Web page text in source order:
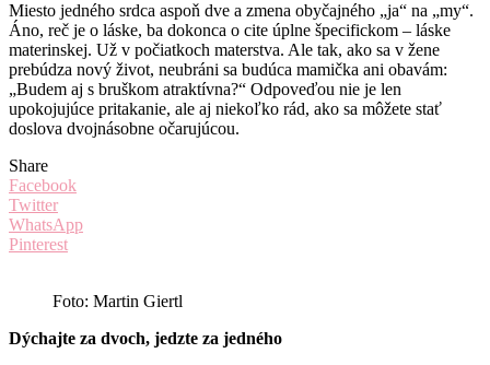
Miesto jedného srdca aspoň dve a zmena obyčajného „ja“ na „my“.
Áno, reč je o láske, ba dokonca o cite úplne špecifickom – láske
materinskej. Už v počiatkoch materstva. Ale tak, ako sa v žene
prebúdza nový život, neubráni sa budúca mamička ani obavám:
„Budem aj s bruškom atraktívna?“ Odpoveďou nie je len
upokojujúce pritakanie, ale aj niekoľko rád, ako sa môžete stať
doslova dvojnásobne očarujúcou.
Share
Facebook
Twitter
WhatsApp
Pinterest
Foto: Martin Giertl
Dýchajte za dvoch, jedzte za jedného